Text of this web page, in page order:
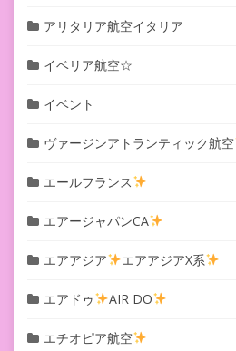
アリタリア航空イタリア
イベリア航空☆
イベント
ヴァージンアトランティック航空
エールフランス
エアージャパンCA
エアアジア エアアジアX系
エアドゥ AIR DO
エチオピア航空